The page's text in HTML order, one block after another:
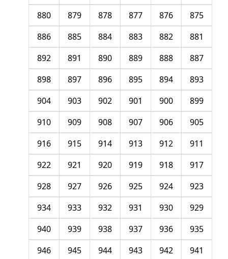
875
876
877
878
879
880
881
882
883
884
885
886
887
888
889
890
891
892
893
894
895
896
897
898
899
900
901
902
903
904
905
906
907
908
909
910
911
912
913
914
915
916
917
918
919
920
921
922
923
924
925
926
927
928
929
930
931
932
933
934
935
936
937
938
939
940
941
942
943
944
945
946